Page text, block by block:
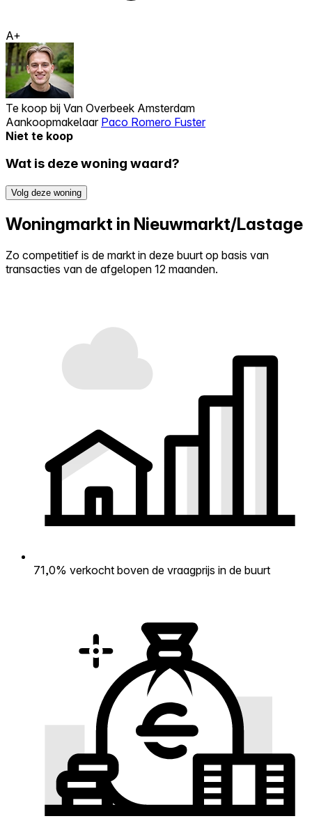
A+
Te koop bij Van Overbeek Amsterdam
Aankoopmakelaar Paco Romero Fuster
Niet te koop
Wat is deze woning waard?
Volg deze woning
Woningmarkt in Nieuwmarkt/Lastage
Zo competitief is de markt in deze buurt op basis van
transacties van de afgelopen 12 maanden.
71,0% verkocht boven de vraagprijs in de buurt